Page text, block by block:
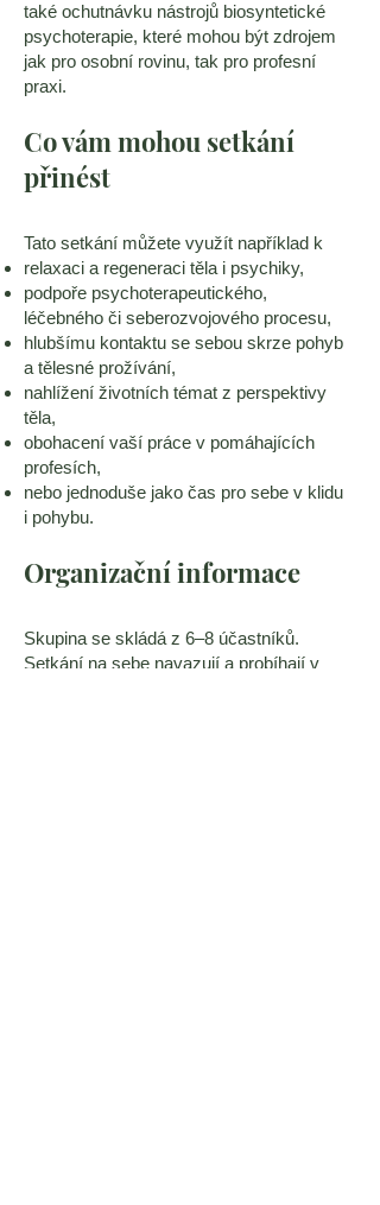
také ochutnávku nástrojů biosyntetické
psychoterapie, které mohou být zdrojem
jak pro osobní rovinu, tak pro profesní
praxi.
Co vám mohou setkání
přinést
Tato setkání můžete využít například k
relaxaci a regeneraci těla i psychiky,
podpoře psychoterapeutického,
léčebného či seberozvojového procesu,
hlubšímu kontaktu se sebou skrze pohyb
a tělesné prožívání,
nahlížení životních témat z perspektivy
těla,
obohacení vaší práce v pomáhajících
profesích,
nebo jednoduše jako čas pro sebe v klidu
i pohybu.
Organizační informace
Skupina se skládá z 6–8 účastníků.
Setkání na sebe navazují a probíhají v